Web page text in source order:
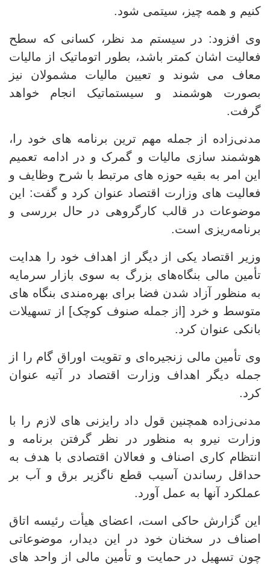
کنیم و همه چیز، سیتمی شود.
وی افزود: در سیستم مد نظر، کسانی که سطح
فعالیت اشان کمتر باشد، بطور اتوماتیک از مالیات
معاف می شوند و تعیین مالیات مشمولان نیز
بصورت هوشمند و سیستماتیک انجام خواهد
گرفت.
مدنی‌زاده از جمله مهم ترین برنامه های خود را،
هوشمند سازی مالیات و گمرک و در ادامه تعمیم
این امر به بقیه حوزه های مرتبط با شرح وظایف و
فعالیت های وزارت اقتصاد عنوان کرد و گفت: این
موضوعات در قالب کارگروهی در حال بررسی و
برنامه‌ریزی‌ است.
وزیر اقتصاد یکی از دیگر از اهداف خود را هدایت
تأمین مالی بنگاه‌های بزرگ به سوی بازار سرمایه
به منظور آزاد شدن فضا برای بهره‌مندی بنگاه های
متوسط و خرد [از جمله صنوف کوچک] از تسهیلات
بانکی عنوان کرد.
وی تأمین مالی زنجیره‌ای و تقویت اوراق گام را از
جمله دیگر اهداف وزارت اقتصاد در آتیه عنوان
کرد.
مدنی‌زاده همچنین قول داد رایزنی های لازم را با
وزارت نیرو به منظور در نظر گرفتن برنامه و
انتظام کاری اصناف و فعالان اقتصادی با هدف به
حداقل رساندن آسیب قطع ناگزیر برق و آب بر
عملکرد آنها به عمل آورد.
این گزارش حاکی است، اعضای هیأت رئیسه اتاق
اصناف در سخنان خود در این دیدار، موضوعاتی
چون تسهیل در حمایت و تأمین مالی از واحد های